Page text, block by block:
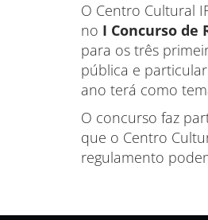
O Centro Cultural
no I Concurso de
para os três
pública e
ano terá como
O concurso faz
que o Centro
regulamento